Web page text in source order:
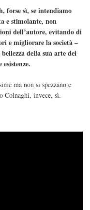
forse sì, se intendiamo
e stimolante, non
dell’autore, evitando di
e migliorare la società –
della sua arte dei
ma non si spezzano e
Colnaghi, invece, sì.